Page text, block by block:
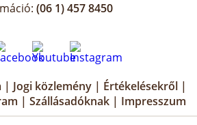
(06 1) 457 8450
| Jogi közlemény | Értékelésekről |
| Szállásadóknak | Impresszum